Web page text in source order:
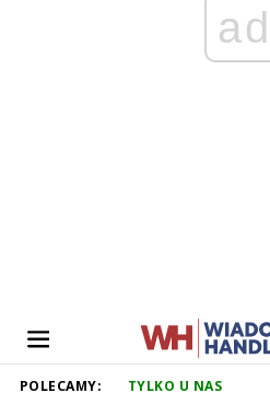
ad
POLECAMY: TYLKO U NAS